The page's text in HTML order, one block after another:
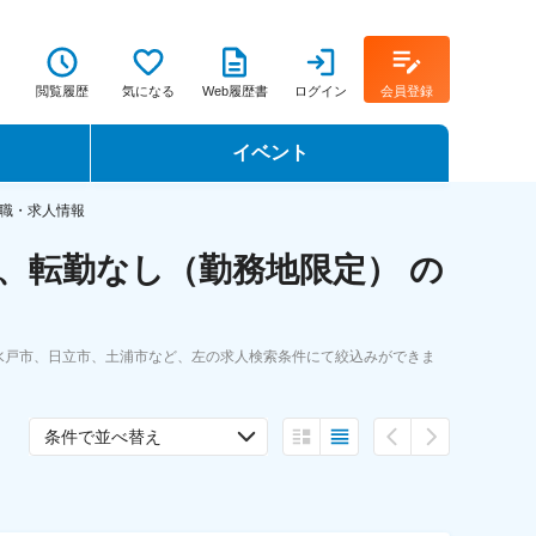
閲覧履歴 気になる Web履歴書 ログイン 会員登録
イベント
転職フェア
・求人情報
転勤なし（勤務地限定） の
市、日立市、土浦市など、左の求人検索条件にて絞込みができま
条件で並べ替え